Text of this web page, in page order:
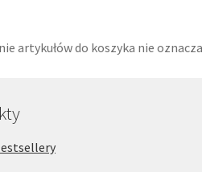
artykułów do koszyka nie